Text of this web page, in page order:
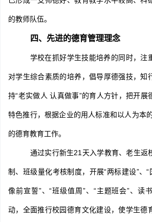
的教师队伍。
四、先进的德育管理理念
学校在抓好学生技能培养的同时，注
对学生综合素质的培养，倡导厚德强技，知
持“老实做人 认真做事”的育人方针，把开展
特色推行，根据企业的用人标准和以人为本
的德育教育工作。
通过实行新生21天入学教育、老生返
制、班级量化考核制度，开展“两标建设”、“
像前宣誓”、“班级值周”、“主题班会”、读
动，全面推行校园德育文化建设，使学生德